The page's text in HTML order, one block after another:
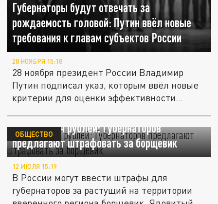
Губернаторы будут отвечать за
рождаемость головой: Путин ввёл новые
требования к главам субъектов России
28 НОЯБРЯ 15:18
28 ноября президент России Владимир
Путин подписал указ, которым ввёл новые
критерии для оценки эффективности...
До 50 тысяч рублей: Губернаторов
предлагают штрафовать за борщевик
ОБЩЕСТВО
12 ИЮЛЯ 15:19
В России могут ввести штрафы для
губернаторов за растущий на территории